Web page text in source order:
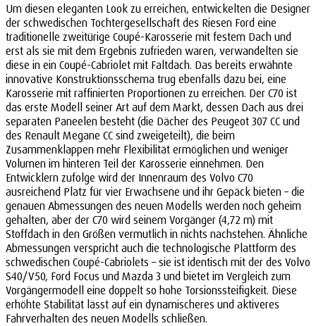
Um diesen eleganten Look zu erreichen, entwickelten die Designer
der schwedischen Tochtergesellschaft des Riesen Ford eine
traditionelle zweitürige Coupé-Karosserie mit festem Dach und
erst als sie mit dem Ergebnis zufrieden waren, verwandelten sie
diese in ein Coupé-Cabriolet mit Faltdach. Das bereits erwähnte
innovative Konstruktionsschema trug ebenfalls dazu bei, eine
Karosserie mit raffinierten Proportionen zu erreichen. Der C70 ist
das erste Modell seiner Art auf dem Markt, dessen Dach aus drei
separaten Paneelen besteht (die Dächer des Peugeot 307 CC und
des Renault Megane CC sind zweigeteilt), die beim
Zusammenklappen mehr Flexibilität ermöglichen und weniger
Volumen im hinteren Teil der Karosserie einnehmen. Den
Entwicklern zufolge wird der Innenraum des Volvo C70
ausreichend Platz für vier Erwachsene und ihr Gepäck bieten – die
genauen Abmessungen des neuen Modells werden noch geheim
gehalten, aber der C70 wird seinem Vorgänger (4,72 m) mit
Stoffdach in den Größen vermutlich in nichts nachstehen. Ähnliche
Abmessungen verspricht auch die technologische Plattform des
schwedischen Coupé-Cabriolets – sie ist identisch mit der des Volvo
S40/V50, Ford Focus und Mazda 3 und bietet im Vergleich zum
Vorgängermodell eine doppelt so hohe Torsionssteifigkeit. Diese
erhöhte Stabilität lässt auf ein dynamischeres und aktiveres
Fahrverhalten des neuen Modells schließen.